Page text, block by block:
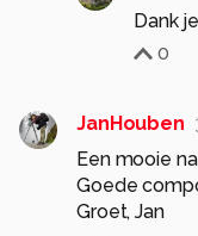
Dank
0
JanHouben
Een mooie
Goede
Groet, Jan